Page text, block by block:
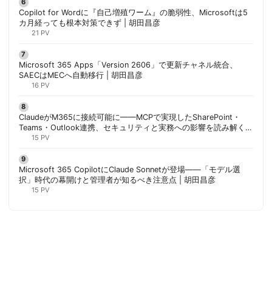
Copilot for Wordに『自己増殖ワーム』の脆弱性、Microsoftは5
カ月経っても根本対策できず | 胡田昌彦
21 PV
Microsoft 365 Apps「Version 2606」で更新チャネル統合、
SAECはMECへ自動移行 | 胡田昌彦
16 PV
ClaudeがM365に接続可能に——MCPで実現したSharePoint・
Teams・Outlook連携、セキュリティと実務への影響を読み解く |
胡田昌彦
15 PV
Microsoft 365 CopilotにClaude Sonnetが登場——「モデル選
択」時代の幕開けと管理者が知るべき注意点 | 胡田昌彦
15 PV